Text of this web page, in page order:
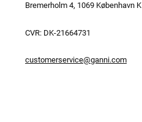
Bremerholm 4, 1069 København K
CVR: DK-21664731
customerservice@ganni.com